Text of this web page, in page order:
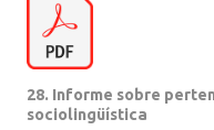
28. Informe sobre
sociolingüística